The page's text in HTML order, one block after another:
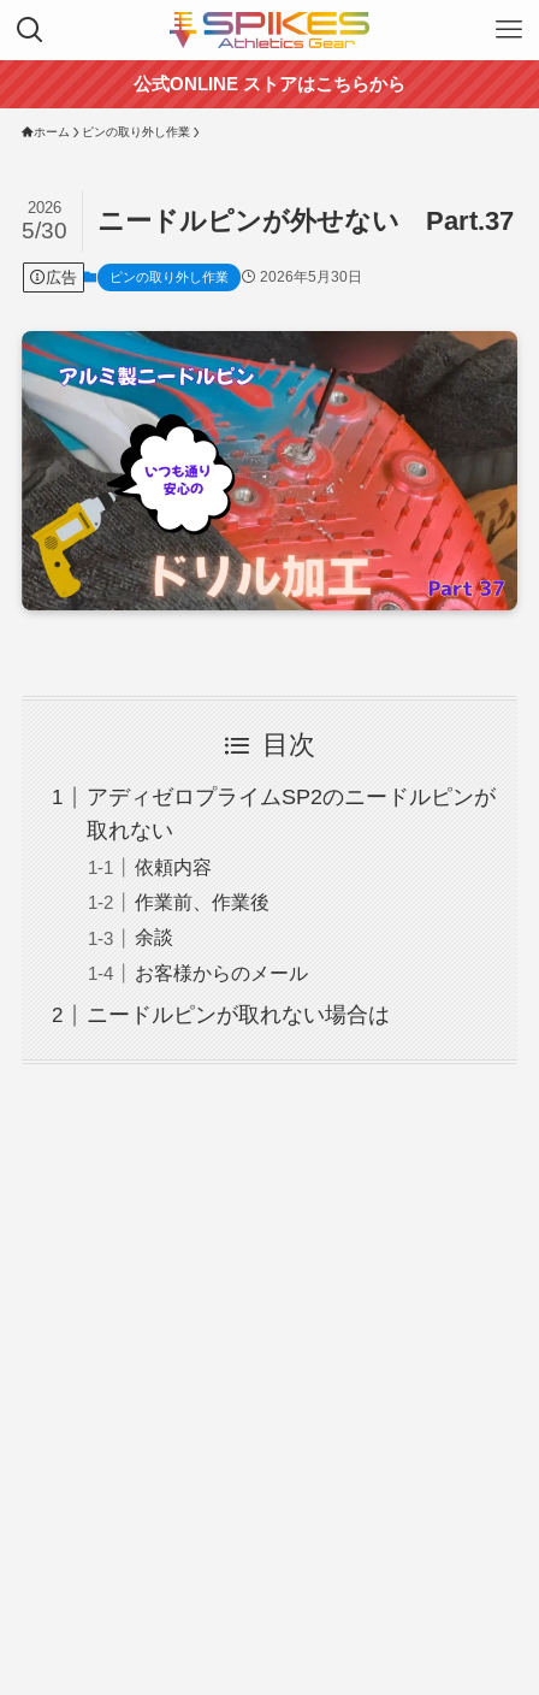
公式ONLINE ストアはこちらから
ホーム ピンの取り外し作業
ニードルピンが外せない Part.37
2026
5/30
広告 ピンの取り外し作業 2026年5月30日
目次
アディゼロプライムSP2のニードルピンが
取れない
依頼内容
作業前、作業後
余談
お客様からのメール
ニードルピンが取れない場合は